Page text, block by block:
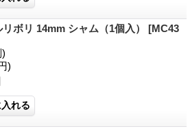
ボリ 14mm シャム（1個入） [MC43
)